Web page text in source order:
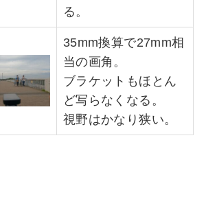
る。
35mm換算で27mm相
当の画角。
ブラケットもほとん
ど写らなくなる。
視野はかなり狭い。